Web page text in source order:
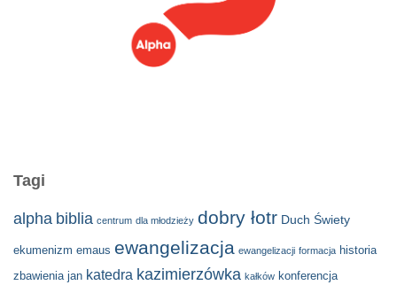
Tagi
alpha biblia centrum dla młodzieży dobry łotr Duch Świety
ekumenizm emaus ewangelizacja ewangelizacji formacja historia
zbawienia jan katedra kazimierzówka kałków konferencja